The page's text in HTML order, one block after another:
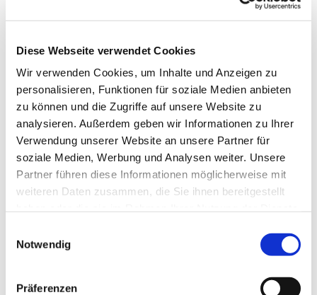
Diese Webseite verwendet Cookies
Wir verwenden Cookies, um Inhalte und Anzeigen zu
personalisieren, Funktionen für soziale Medien anbieten
zu können und die Zugriffe auf unsere Website zu
analysieren. Außerdem geben wir Informationen zu Ihrer
Verwendung unserer Website an unsere Partner für
soziale Medien, Werbung und Analysen weiter. Unsere
Partner führen diese Informationen möglicherweise mit
weiteren Daten zusammen, die Sie ihnen bereitgestellt
Notwendig
Präferenzen
Frankenwall 7, 18439 Stralsund